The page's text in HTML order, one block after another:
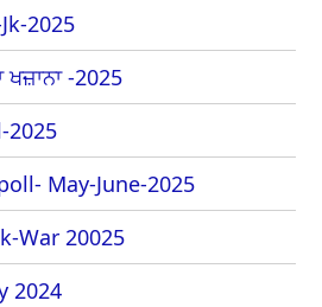
2025
-2025
2025
May-June-2025
War 20025
2024